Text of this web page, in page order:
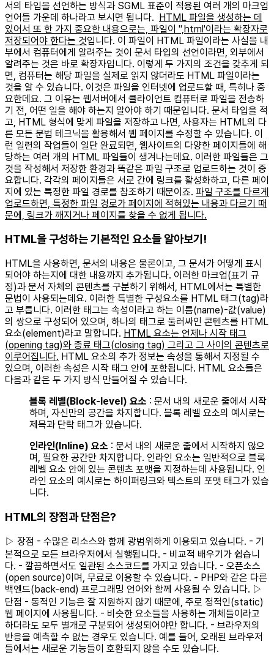
서의 타입을 선언하는 방식과 SGML 표준이 적용된 여러 개의 마크업
언어들 가운데 하나라고 보시면 됩니다. HTML 파일을 생성하는 데
있어서 또 한 가지 중요한 내용으로는, 파일이 ",html'이라는 확장자로
저장되어야 한다는 것입니다. 이 파일이 HTML 파일이라는 사실을 내
부에서 컴퓨터에게 알려주는 것이 문서 타입의 선언이라면, 외부에서
알려주는 것은 바로 확장자입니다. 이렇게 두 가지의 조건을 갖추게 되
면, 컴퓨터는 해당 파일을 실제로 읽지 않더라도 HTML 파일이라는
것을 알 수 있습니다. 이것은 파일을 인터넷에 업로드할 때, 특히나 중
요한데요. 그 이유는 웹서버에서 클라이언트 컴퓨터로 파일을 전송하
기 전, 어떤 일을 해야 하는지 알아야 하기 때문입니다. 문서 타입을 적
고, HTML 형식에 맞게 파일을 저장하고 나면, 사용자는 HTML의 다
른 모든 문법 테크닉을 활용해서 웹 페이지를 수정할 수 있습니다. 이
런 일련의 작업들이 일단 완료되면, 웹사이트의 다양한 페이지들에 해
당하는 여러 개의 HTML 파일들이 생겨나는데요. 이러한 파일들은 그
것을 작성해서 저장한 환경과 똑같은 파일 구조로 업로드하는 것이 중
요합니다. 각각의 페이지들은 서로 간에 링크를 활성화하고, 다른 페이
지에 있는 특정한 파일 경로를 참조하기 때문이죠. 파일 구조를 다르게
업로드하면, 특정한 파일 경로가 페이지에 적혀있는 내용과 다르기 때
문에, 링크가 깨지거나 페이지를 찾을 수 없게 됩니다.
HTML을 구성하는 기본적인 요소들 알아보기!
HTML을 사용하면, 문서의 내용은 물론이고, 그 문서가 어떻게 표시
되어야 하는지에 대한 내용까지 추가됩니다. 이러한 마크업(표기 규
정)과 문서 자체의 콘텐츠를 구분하기 위해서, HTML에서는 특별한
문법이 사용되는데요. 이러한 특별한 구성요소를 HTML 태그(tag)라
고 부릅니다. 이러한 태그는 속성이라고 하는 이름(name)-값(value)
의 쌍으로 구성되어 있으며, 하나의 태그로 둘러싸인 콘텐츠를 HTML
요소(element)라고 말합니다. HTML 요소는 언제나 시작 태그
(opening tag)와 종료 태그(closing tag) 그리고 그 사이의 콘텐츠로
이루어집니다. HTML 요소의 추가 정보는 속성을 통해서 지정될 수
있으며, 이러한 속성은 시작 태그 안에 포함됩니다. HTML 요소들은
다음과 같은 두 가지 방식 만들어질 수 있습니다.
블록 레벨(Block-level) 요소 : 문서 내의 새로운 줄에서 시작
하며, 자신만의 공간을 차지합니다. 블록 레벨 요소의 예시로는
제목과 단락 태그가 있습니다.
인라인(Inline) 요소 : 문서 내의 새로운 줄에서 시작하지 않으
며, 필요한 공간만 차지합니다. 인라인 요소는 일반적으로 블록
레벨 요소 안에 있는 콘텐츠 포맷을 지정하는데 사용됩니다. 인
라인 요소의 예시로는 하이퍼링크와 텍스트의 포맷 태그가 있습
니다.
HTML의 장점과 단점은?
▷ 장점 - 수많은 리소스와 함께 광범위하게 이용되고 있습니다. - 기
본적으로 모든 브라우저에서 실행됩니다. - 비교적 배우기가 쉽습니
다. - 깔끔하면서도 일관된 소스코드를 가지고 있습니다. - 오픈소스
(open source)이며, 무료로 이용할 수 있습니다. - PHP와 같은 다른
백엔드(back-end) 프로그래밍 언어와 함께 사용될 수 있습니다. ▷
단점 - 동적인 기능은 잘 지원하지 않기 때문에, 주로 정적인(static)
웹 페이지에 사용됩니다. - 비슷한 요소들을 사용하는 개체들이라고
하더라도 모두 별개로 구분되어 생성되어야만 합니다. - 브라우저의
반응을 예측할 수 없는 경우도 있습니다. 예를 들어, 오래된 브라우저
들에서는 새로운 기능들이 호환되지 않을 수도 있습니다. ​